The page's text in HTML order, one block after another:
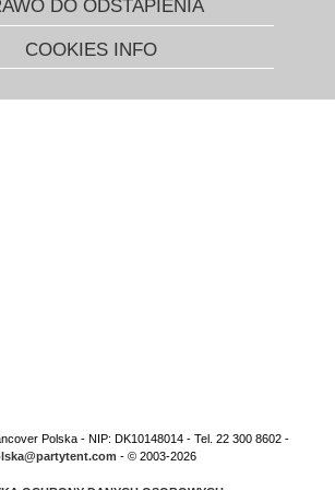
oferujemy inne akcesoria, takie jak maszyny
do sorbetów, maszyny do baniek
DO ODSTAPIENIA
COOKIES INFO
Polska - NIP: DK10148014 - Tel. 22 300 8602 -
- © 2003-2026